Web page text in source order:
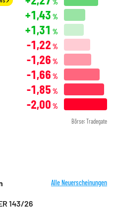
%
+1,43 %
+1,31 %
-1,22 %
-1,26 %
-1,66 %
-1,85 %
-2,00 %
Börse: Tradegate
Alle Neuerscheinungen
143/26